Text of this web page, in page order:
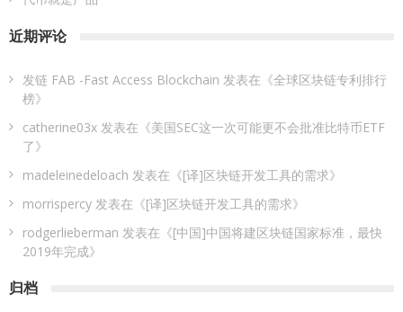
近期评论
发链 FAB -Fast Access Blockchain 发表在《全球区块链专利排行
榜》
catherine03x 发表在《美国SEC这一次可能更不会批准比特币ETF
了》
madeleinedeloach 发表在《[译]区块链开发工具的需求》
morrispercy 发表在《[译]区块链开发工具的需求》
rodgerlieberman 发表在《[中国]中国将建区块链国家标准，最快
2019年完成》
归档